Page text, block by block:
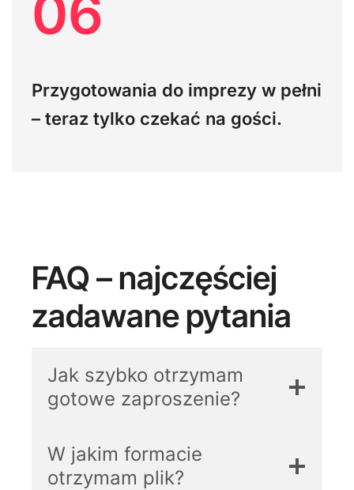
06
Przygotowania do imprezy w pełni
– teraz tylko czekać na gości.
FAQ – najczęściej
zadawane pytania
Jak szybko otrzymam
gotowe zaproszenie?
W jakim formacie
otrzymam plik?